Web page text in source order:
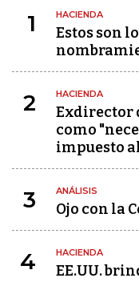
1 HACIENDA
Estos son
2 HACIENDA
Exdirector
como
impuesto
3 ANÁLISIS
Ojo con la
4 HACIENDA
EE.UU.